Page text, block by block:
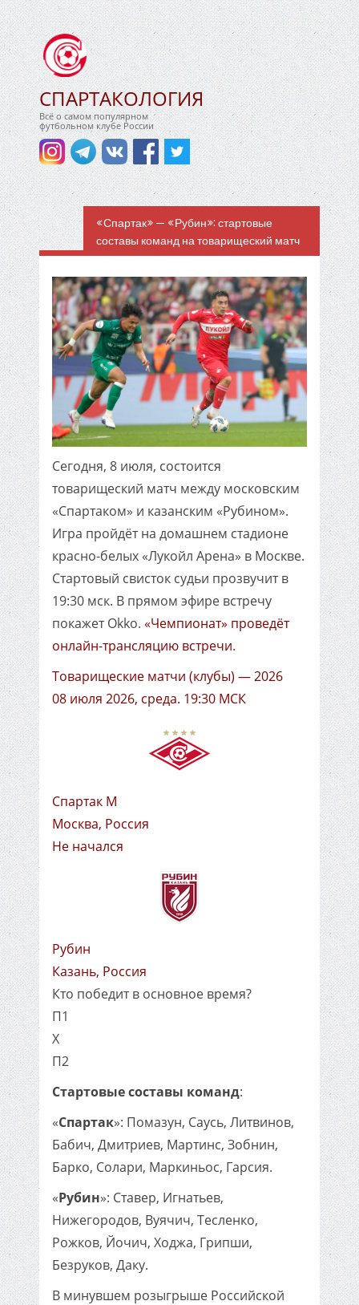
СПАРТАКОЛОГИЯ
Всё о самом популярном
футбольном клубе России
«Спартак» — «Рубин»: стартовые
составы команд на товарищеский матч
Сегодня, 8 июля, состоится
товарищеский матч между московским
«Спартаком» и казанским «Рубином».
Игра пройдёт на домашнем стадионе
красно-белых «Лукойл Арена» в Москве.
Стартовый свисток судьи прозвучит в
19:30 мск. В прямом эфире встречу
покажет Okko. «Чемпионат» проведёт
онлайн-трансляцию встречи.
Товарищеские матчи (клубы) — 2026
08 июля 2026, среда. 19:30 МСК
Спартак М
Москва, Россия
Не начался
Рубин
Казань, Россия
Кто победит в основное время?
П1
X
П2
Стартовые составы команд:
«Спартак»: Помазун, Саусь, Литвинов,
Бабич, Дмитриев, Мартинс, Зобнин,
Барко, Солари, Маркиньос, Гарсия.
«Рубин»: Ставер, Игнатьев,
Нижегородов, Вуячич, Тесленко,
Рожков, Йочич, Ходжа, Грипши,
Безруков, Даку.
В минувшем розыгрыше Российской